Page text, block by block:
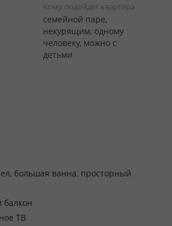
Кому подойдет квартира
семейной паре,
некурящим, одному
человеку, можно с
детьми
большая ванна, просторный
балкон
ТВ